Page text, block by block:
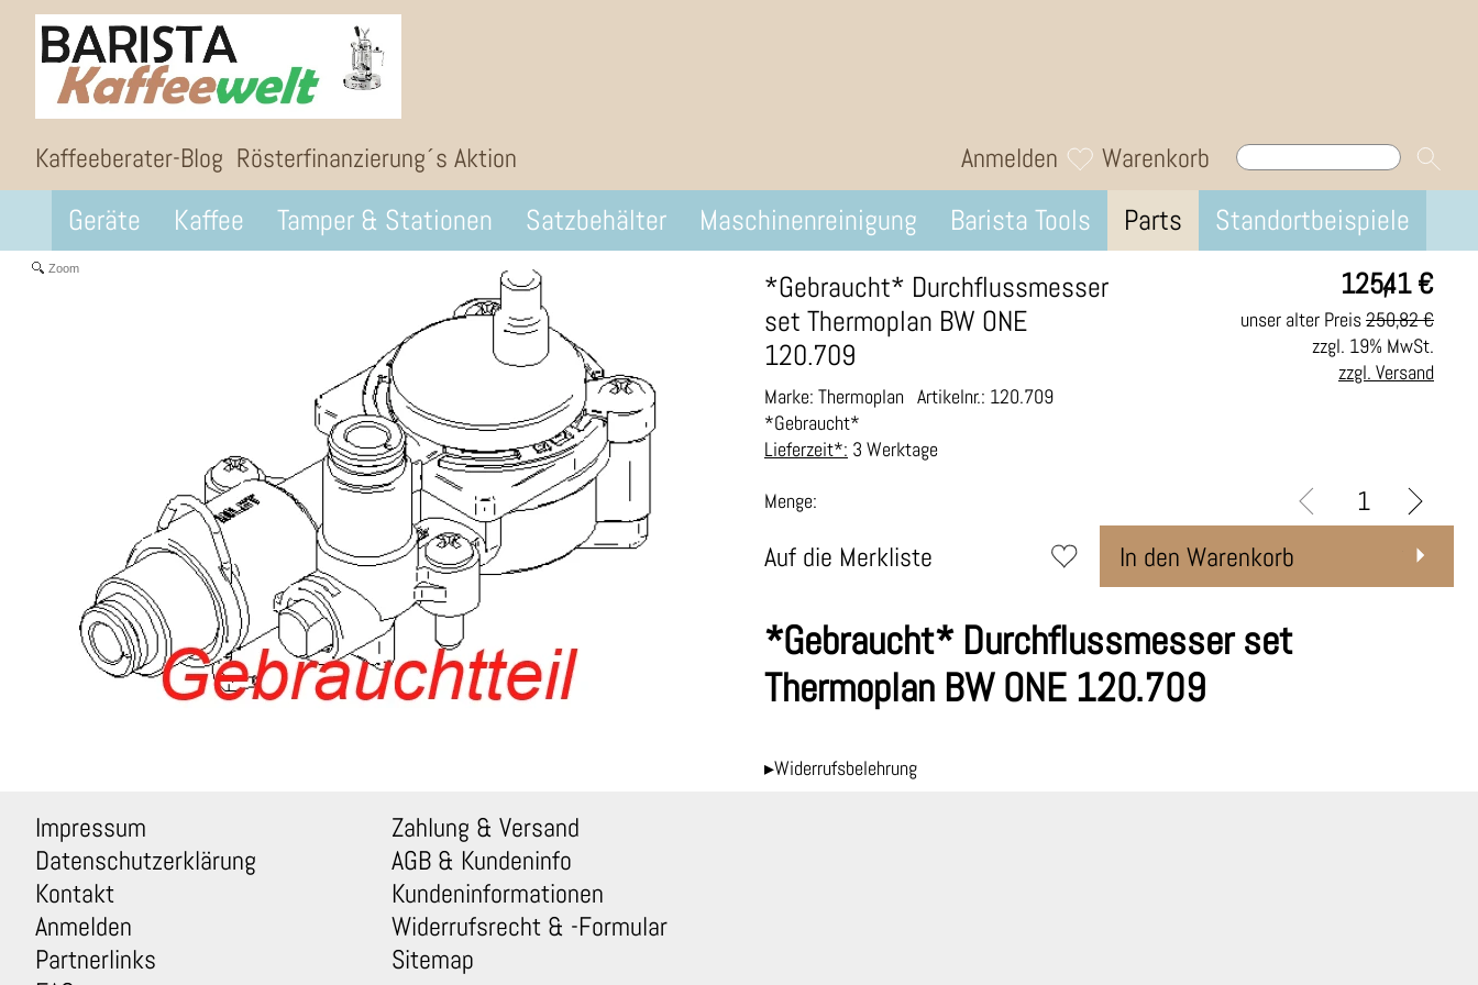
Kaffeeberater-Blog Rösterfinanzierung´s Aktion Anmelden Warenkorb
Geräte Kaffee Tamper & Stationen Satzbehälter Maschinenreinigung Barista Tools Parts Standortbeispiele
Zoom 125,41€
*Gebraucht* Durchflussmesser
set Thermoplan BW ONE
120.709
Marke: Thermoplan Artikelnr.: 120.709
*Gebraucht*
Lieferzeit*: 3 Werktage
unser alter Preis250,82 €
zzgl. 19% MwSt.
zzgl. Versand
Menge:
Auf die Merkliste In den Warenkorb
*Gebraucht* Durchflussmesser set
Thermoplan BW ONE 120.709
▸Widerrufsbelehrung
Impressum
Datenschutzerklärung
Kontakt
Anmelden
Partnerlinks
Zahlung & Versand
AGB & Kundeninfo
Kundeninformationen
Widerrufsrecht & -Formular
Sitemap